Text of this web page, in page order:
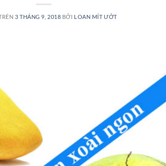
3 THÁNG 9, 2018 BỞI LOAN MÍT ƯỚT